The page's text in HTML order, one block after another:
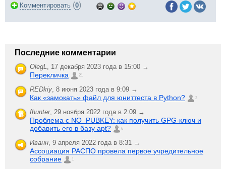
Комментировать (0)
Последние комментарии
OlegL, 17 декабря 2023 года в 15:00 →
Перекличка 21
REDkiy, 8 июня 2023 года в 9:09 →
Как «замокать» файл для юниттеста в Python? 2
fhunter, 29 ноября 2022 года в 2:09 →
Проблема с NO_PUBKEY: как получить GPG-ключ и
добавить его в базу apt?
6
Иванн, 9 апреля 2022 года в 8:31 →
Ассоциация РАСПО провела первое учредительное
собрание
1